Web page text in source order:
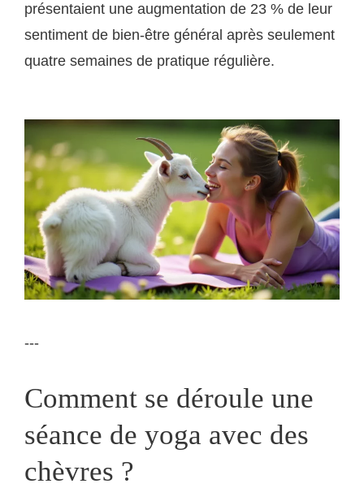
présentaient une augmentation de 23 % de leur
sentiment de bien-être général après seulement
quatre semaines de pratique régulière.
---
Comment se déroule une
séance de yoga avec des
chèvres ?